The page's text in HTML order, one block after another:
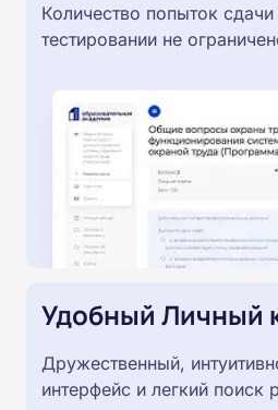
Количество попыток сдачи
тестировании не
Удобный Личный
Дружественный,
интерфейс и легкий поиск